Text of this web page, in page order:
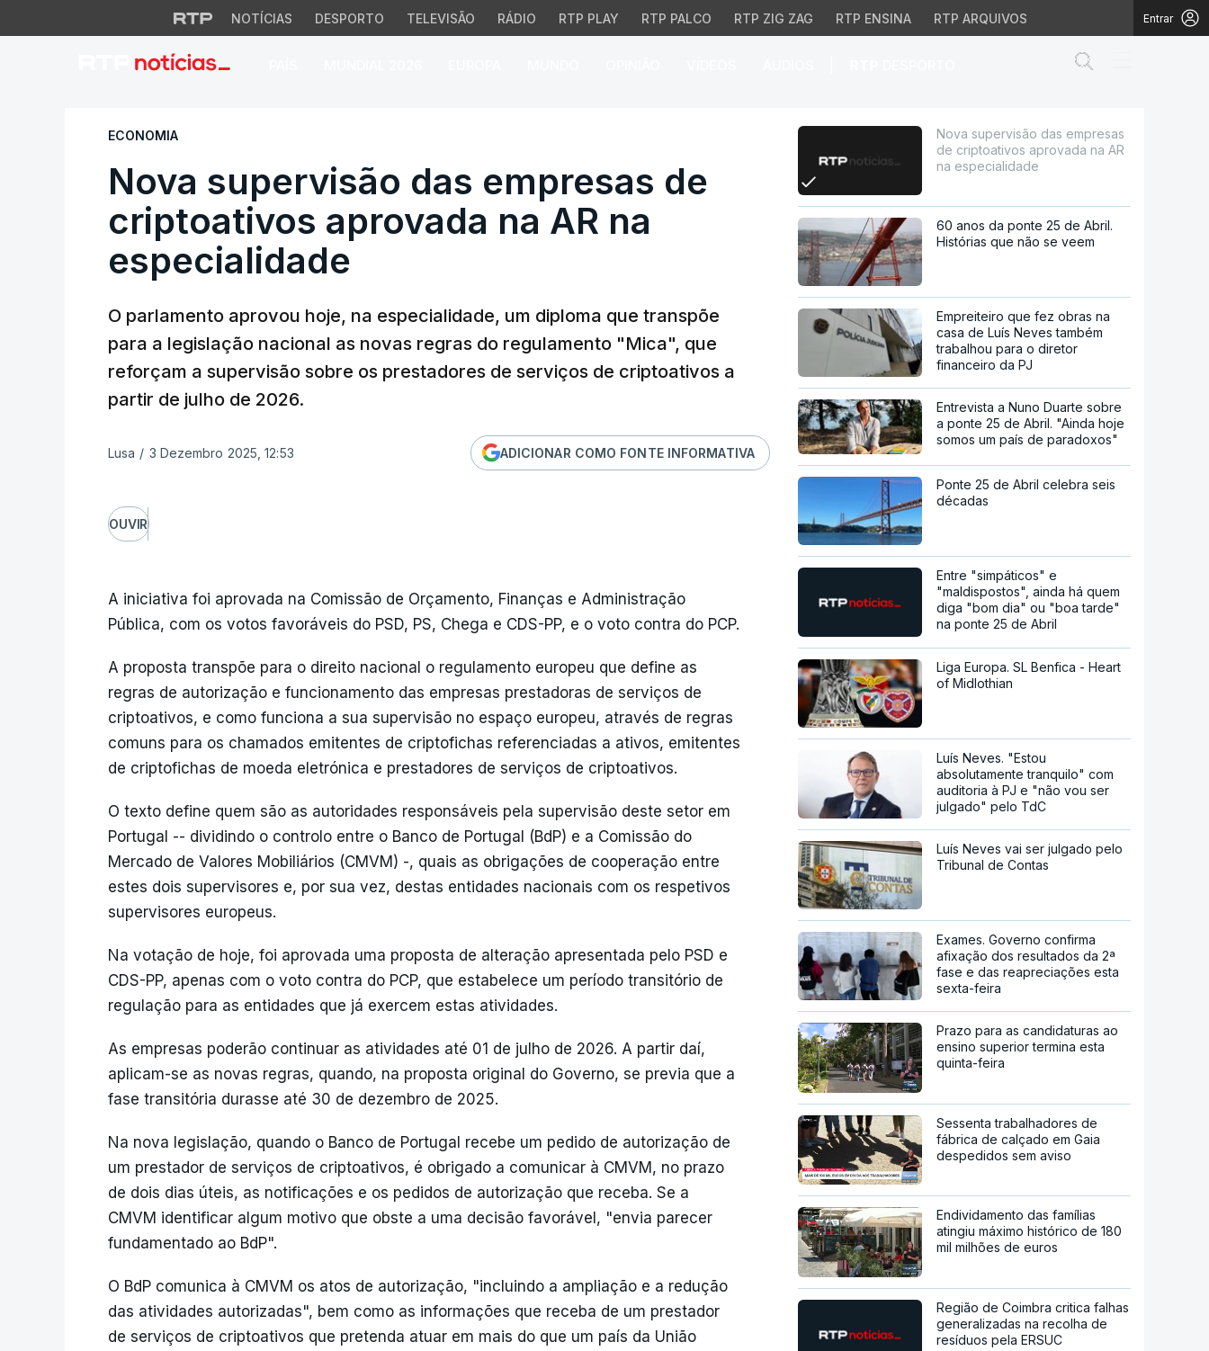
NOTÍCIAS DESPORTO TELEVISÃO RÁDIO RTP PLAY RTP PALCO RTP ZIG ZAG RTP ENSINA RTP ARQUIVOS Entrar
Nova supervisão das empresas de criptoativos aprovada na AR
ECONOMIA
Nova supervisão das empresas de
criptoativos aprovada na AR na
especialidade
O parlamento aprovou hoje, na especialidade, um diploma que transpõe
para a legislação nacional as novas regras do regulamento "Mica", que
reforçam a supervisão sobre os prestadores de serviços de criptoativos a
partir de julho de 2026.
Lusa / 3 Dezembro 2025, 12:53 ADICIONAR COMO FONTE INFORMATIVA
OUVIR
A iniciativa foi aprovada na Comissão de Orçamento, Finanças e Administração
Pública, com os votos favoráveis do PSD, PS, Chega e CDS-PP, e o voto contra do PCP.
A proposta transpõe para o direito nacional o regulamento europeu que define as
regras de autorização e funcionamento das empresas prestadoras de serviços de
criptoativos, e como funciona a sua supervisão no espaço europeu, através de regras
comuns para os chamados emitentes de criptofichas referenciadas a ativos, emitentes
de criptofichas de moeda eletrónica e prestadores de serviços de criptoativos.
O texto define quem são as autoridades responsáveis pela supervisão deste setor em
Portugal -- dividindo o controlo entre o Banco de Portugal (BdP) e a Comissão do
Mercado de Valores Mobiliários (CMVM) -, quais as obrigações de cooperação entre
estes dois supervisores e, por sua vez, destas entidades nacionais com os respetivos
supervisores europeus.
Na votação de hoje, foi aprovada uma proposta de alteração apresentada pelo PSD e
CDS-PP, apenas com o voto contra do PCP, que estabelece um período transitório de
regulação para as entidades que já exercem estas atividades.
As empresas poderão continuar as atividades até 01 de julho de 2026. A partir daí,
aplicam-se as novas regras, quando, na proposta original do Governo, se previa que a
fase transitória durasse até 30 de dezembro de 2025.
Na nova legislação, quando o Banco de Portugal recebe um pedido de autorização de
um prestador de serviços de criptoativos, é obrigado a comunicar à CMVM, no prazo
de dois dias úteis, as notificações e os pedidos de autorização que receba. Se a
CMVM identificar algum motivo que obste a uma decisão favorável, "envia parecer
fundamentado ao BdP".
O BdP comunica à CMVM os atos de autorização, "incluindo a ampliação e a redução
das atividades autorizadas", bem como as informações que receba de um prestador
de serviços de criptoativos que pretenda atuar em mais do que um país da União
Nova supervisão das empresas
de criptoativos aprovada na AR
na especialidade
60 anos da ponte 25 de Abril.
Histórias que não se veem
Empreiteiro que fez obras na
casa de Luís Neves também
trabalhou para o diretor
financeiro da PJ
Entrevista a Nuno Duarte sobre
a ponte 25 de Abril. "Ainda hoje
somos um país de paradoxos"
Ponte 25 de Abril celebra seis
décadas
Entre "simpáticos" e
"maldispostos", ainda há quem
diga "bom dia" ou "boa tarde"
na ponte 25 de Abril
Liga Europa. SL Benfica - Heart
of Midlothian
Luís Neves. "Estou
absolutamente tranquilo" com
auditoria à PJ e "não vou ser
julgado" pelo TdC
Luís Neves vai ser julgado pelo
Tribunal de Contas
Exames. Governo confirma
afixação dos resultados da 2ª
fase e das reapreciações esta
sexta-feira
Prazo para as candidaturas ao
ensino superior termina esta
quinta-feira
Sessenta trabalhadores de
fábrica de calçado em Gaia
despedidos sem aviso
Endividamento das famílias
atingiu máximo histórico de 180
mil milhões de euros
Região de Coimbra critica falhas
generalizadas na recolha de
resíduos pela ERSUC